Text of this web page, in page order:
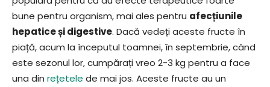
bune pentru organism, mai ales pentru afecțiunile
hepatice și digestive. Dacă vedeți aceste fructe în
piață, acum la începutul toamnei, în septembrie, când
este sezonul lor, cumpărați vreo 2-3 kg pentru a face
una din rețetele de mai jos. Aceste fructe au un